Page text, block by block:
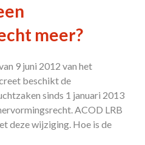
meer?
9 juni 2012 van het
beschikt de
sinds 1 januari 2013
ACOD LRB
deze wijziging. Hoe is de